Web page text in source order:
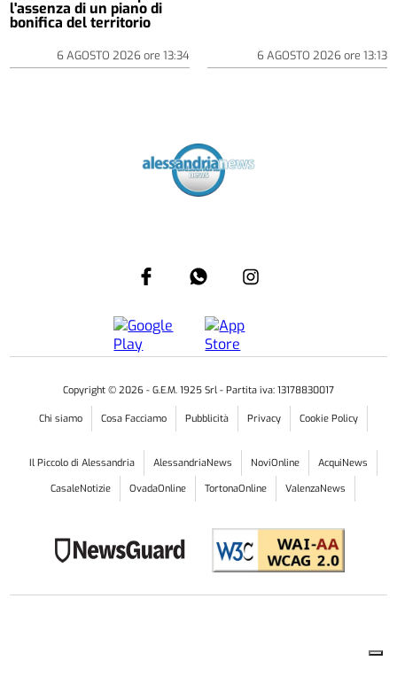
l'assenza di un piano di
bonifica del territorio
6 AGOSTO 2026ore 13:34 6 AGOSTO 2026ore 13:13
Copyright © 2026 - G.E.M. 1925 Srl - Partita iva: 13178830017
Chi siamo Cosa Facciamo Pubblicità Privacy Cookie Policy
Il Piccolo di Alessandria AlessandriaNews NoviOnline
AcquiNews
CasaleNotizie
OvadaOnline TortonaOnline ValenzaNews